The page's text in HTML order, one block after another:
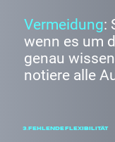
Vermeidung:
wenn es um
genau
notiere alle
3. Fehlende Flexibilität